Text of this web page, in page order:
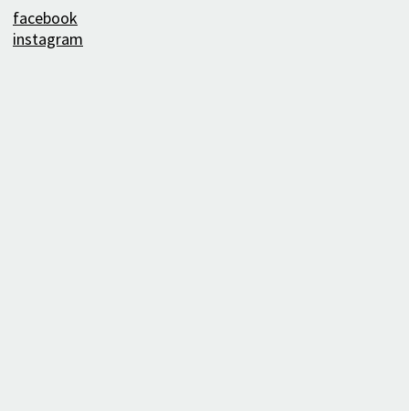
facebook
instagram